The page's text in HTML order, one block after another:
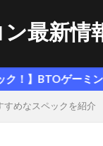
ン最新情
ングパソコン・ノ
めなスペックを紹介